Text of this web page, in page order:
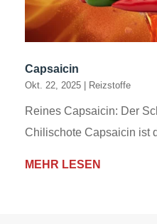
Capsaicin
Okt. 22, 2025 Reizstoffe
Reines Capsaicin: Der
Chilischote Capsaicin ist
MEHR LESEN